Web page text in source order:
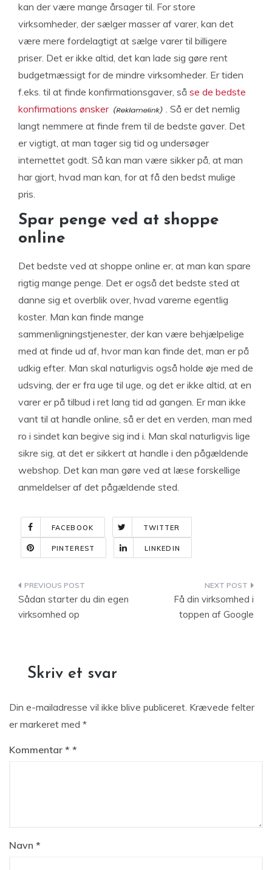
kan der være mange årsager til. For store
virksomheder, der sælger masser af varer, kan det
være mere fordelagtigt at sælge varer til billigere
priser. Det er ikke altid, det kan lade sig gøre rent
budgetmæssigt for de mindre virksomheder. Er tiden
f.eks. til at finde konfirmationsgaver, så se de bedste
konfirmations ønsker
. Så er det nemlig
langt nemmere at finde frem til de bedste gaver. Det
er vigtigt, at man tager sig tid og undersøger
internettet godt. Så kan man være sikker på, at man
har gjort, hvad man kan, for at få den bedst mulige
pris.
Spar penge ved at shoppe
online
Det bedste ved at shoppe online er, at man kan spare
rigtig mange penge. Det er også det bedste sted at
danne sig et overblik over, hvad varerne egentlig
koster. Man kan finde mange
sammenligningstjenester, der kan være behjælpelige
med at finde ud af, hvor man kan finde det, man er på
udkig efter. Man skal naturligvis også holde øje med de
udsving, der er fra uge til uge, og det er ikke altid, at en
varer er på tilbud i ret lang tid ad gangen. Er man ikke
vant til at handle online, så er det en verden, man med
ro i sindet kan begive sig ind i. Man skal naturligvis lige
sikre sig, at det er sikkert at handle i den pågældende
webshop. Det kan man gøre ved at læse forskellige
anmeldelser af det pågældende sted.
FACEBOOK TWITTER
PINTEREST LINKEDIN
Indlægsnavigation
Sådan starter du din egen
virksomhed op
Få din virksomhed i
toppen af Google
Skriv et svar
Din e-mailadresse vil ikke blive publiceret. Krævede felter
er markeret med *
Kommentar *
Navn *